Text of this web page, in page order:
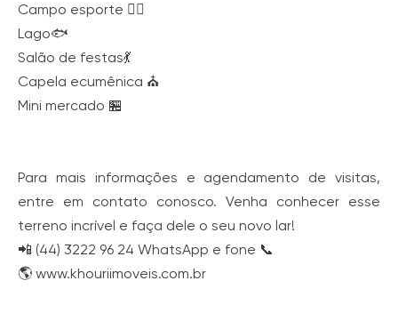
Campo esporte 🤾‍♀️
Lago🐟
Salão de festas💃
Capela ecumênica ⛪
Mini mercado 🏪
Para mais informações e agendamento de visitas,
entre em contato conosco. Venha conhecer esse
terreno incrível e faça dele o seu novo lar!
📲 (44) 3222 96 24 WhatsApp e fone 📞
🌎 www.khouriimoveis.com.br